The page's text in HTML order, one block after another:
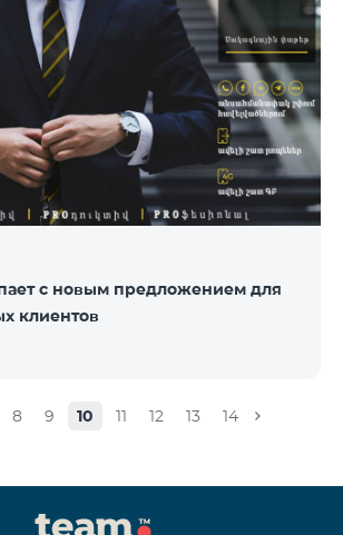
и политических
и государственных структур в
исследовательской команды
Награждение
целью повысить и подчеркнуть
подчеркнуть важность
с новым предложением для
клиентов
8 9 10 11 12 13 14